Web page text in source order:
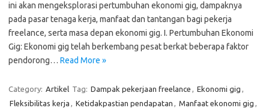
ini akan mengeksplorasi pertumbuhan ekonomi gig, dampaknya
pada pasar tenaga kerja, manfaat dan tantangan bagi pekerja
freelance, serta masa depan ekonomi gig. I. Pertumbuhan Ekonomi
Gig: Ekonomi gig telah berkembang pesat berkat beberapa faktor
pendorong… Read More »
Category: Artikel Tag: Dampak pekerjaan freelance , Ekonomi gig ,
Fleksibilitas kerja , Ketidakpastian pendapatan , Manfaat ekonomi gig ,